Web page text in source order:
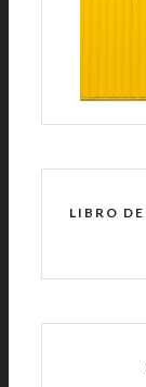
LIBRO